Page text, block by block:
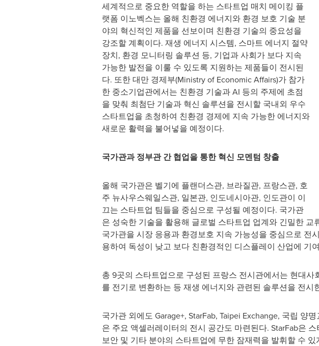
세계적으로 중요한 역할을 하는 스타트업 매치 메이킹 플
랫폼 이노벡스는 올해 친환경 에너지와 환경 보호 기술 분
야의 혁신적인 제품을 선보이며 친환경 기술의 중요성을
강조할 계획이다. 재생 에너지 시스템, 스마트 에너지 절약
장치, 환경 모니터링 솔루션 등, 기업과 사회가 보다 지속
가능한 발전을 이룰 수 있도록 지원하는 제품들이 전시된
다. 또한 대만 경제부(Ministry of Economic Affairs)가 참가
한 중소기업관에서는 친환경 기술과 AI 등의 주제에 초점
을 맞춰 최첨단 기술과 혁신 솔루션을 전시할 국내외 우수
스타트업을 초청하여 친환경 경제에 지속 가능한 에너지와
새로운 활력을 불어넣을 예정이다.
국가관과 정부관 간 협업을 통한 혁신 모멘텀 창출
올해 국가관은 벨기에 플랜더스관, 브라질관, 프랑스관, 호
주 뉴사우스웨일스관, 일본관, 인도네시아관, 인도관이 이
끄는 스타트업 팀들을 중심으로 구성될 예정이다. 국가관
은 성숙한 기술을 활용해 글로벌 스타트업 업계와 긴밀한
국가관을 시장 응용과 환경보호 지속 가능성을 중심으로 전
용하여 독성이 낮고 보다 친환경적인 디스플레이 산업에 기
총 9곳의 스타트업으로 구성된 프랑스 전시관에서는 현대
를 전기로 변환하는 등 재생 에너지와 관련된 솔루션을 전시
국가관 외에도 Garage+, StarFab, Taipei Exchange, 국립 양
은 주요 액셀러레이터의 전시 공간도 마련된다. StarFab은
보안 및 기타 분야의 스타트업에 무한 잠재력을 발휘할 수